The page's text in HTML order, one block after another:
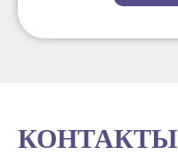
КОНТАКТЫ